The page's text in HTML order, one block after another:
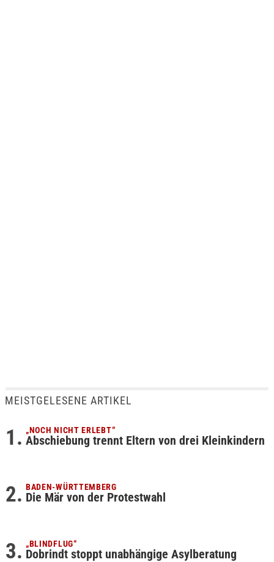
MEISTGELESENE ARTIKEL
„NOCH NICHT ERLEBT“
Abschiebung trennt Eltern von drei Kleinkindern
BADEN-WÜRTTEMBERG
Die Mär von der Protestwahl
„BLINDFLUG“
Dobrindt stoppt unabhängige Asylberatung